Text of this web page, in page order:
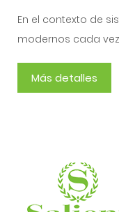
En el contexto de
modernos cada
Más detalles